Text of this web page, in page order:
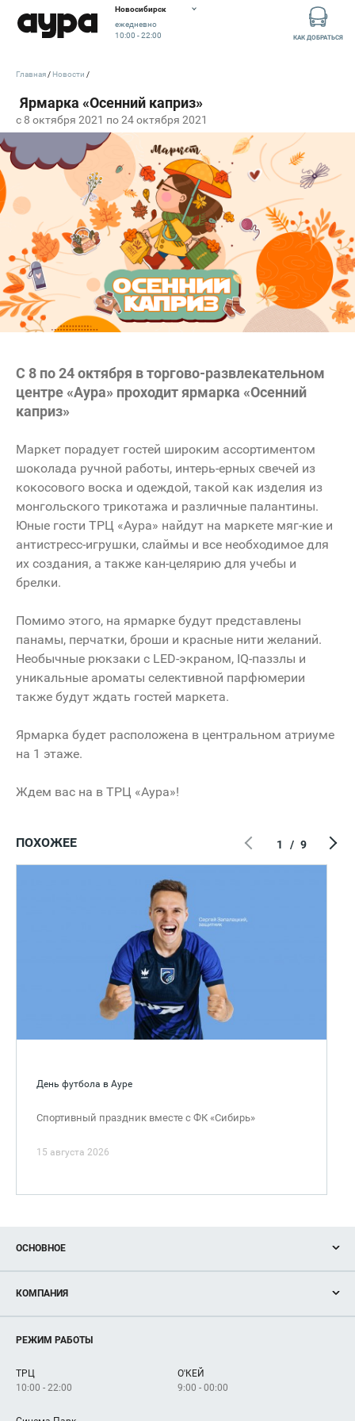
Новосибирск
ежедневно
10:00 - 22:00
КАК ДОБРАТЬСЯ
c 8 октября 2021 по 24 октября 2021
Главная Новости
С 8 по 24 октября в торгово-развлекательном
центре «Аура» проходит ярмарка «Осенний
каприз»
Маркет порадует гостей широким ассортиментом
шоколада ручной работы, интерь-ерных свечей из
кокосового воска и одеждой, такой как изделия из
монгольского трикотажа и различные палантины.
Юные гости ТРЦ «Аура» найдут на маркете мяг-кие и
антистресс-игрушки, слаймы и все необходимое для
их создания, а также кан-целярию для учебы и
брелки.
Помимо этого, на ярмарке будут представлены
панамы, перчатки, броши и красные нити желаний.
Необычные рюкзаки с LED-экраном, IQ-паззлы и
уникальные ароматы селективной парфюмерии
также будут ждать гостей маркета.
Ярмарка будет расположена в центральном атриуме
на 1 этаже.
Ждем вас на в ТРЦ «Аура»!
ПОХОЖЕЕ
День футбола в Ауре
Спортивный праздник вместе с ФК «Сибирь»
15 августа 2026
1 / 9
ОСНОВНОЕ
Новости
Магазины
Услуги
КОМПАНИЯ
Рекламодателям
Как добраться
РЕЖИМ РАБОТЫ
ТРЦ
10:00 - 22:00
О'КЕЙ
9:00 - 00:00